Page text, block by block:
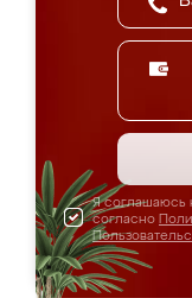
Я соглашаюсь
согласно